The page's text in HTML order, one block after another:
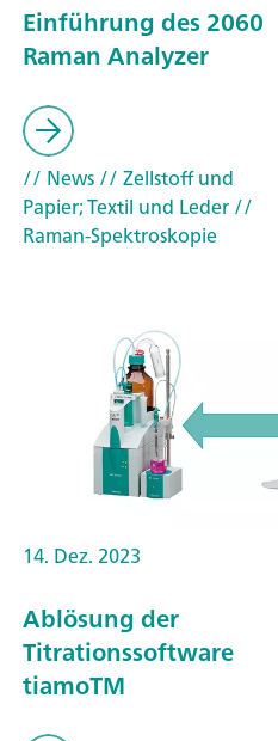
Einführung des 2060
Raman Analyzer
// News// Zellstoff und
Papier; Textil und Leder//
Raman-Spektroskopie
14. Dez. 2023
Ablösung der
Titrationssoftware
tiamoTM